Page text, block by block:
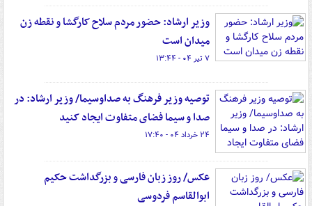
وزیر ارشاد: حضور مردم سلاح کارگشا و نقطه زن
میدان است
۷ تیر ۰۴ - ۱۳:۴۴
توصیه وزیر فرهنگ به صداوسیما/ وزیر ارشاد: در
صدا و سیما فضای متفاوت ایجاد کنید
۲۴ خرداد ۰۴ - ۱۷:۴۰
عکس/ روز زبان فارسی و بزرگداشت حکیم
ابوالقاسم فردوسی